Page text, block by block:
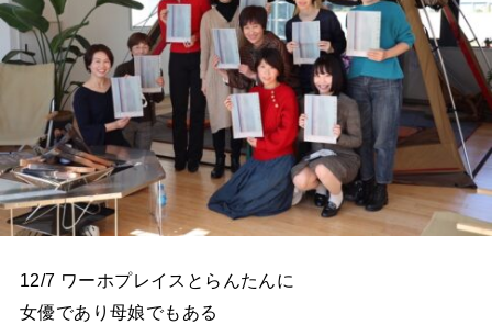
12/7 ワーホプレイスとらんたんに
女優であり母娘でもある